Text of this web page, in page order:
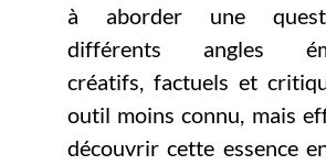
à aborder une
différents angles
créatifs, factuels et
outil moins connu, mais
découvrir cette essence